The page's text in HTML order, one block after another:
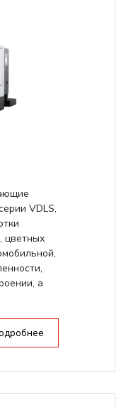
VDLS,
цветных
а